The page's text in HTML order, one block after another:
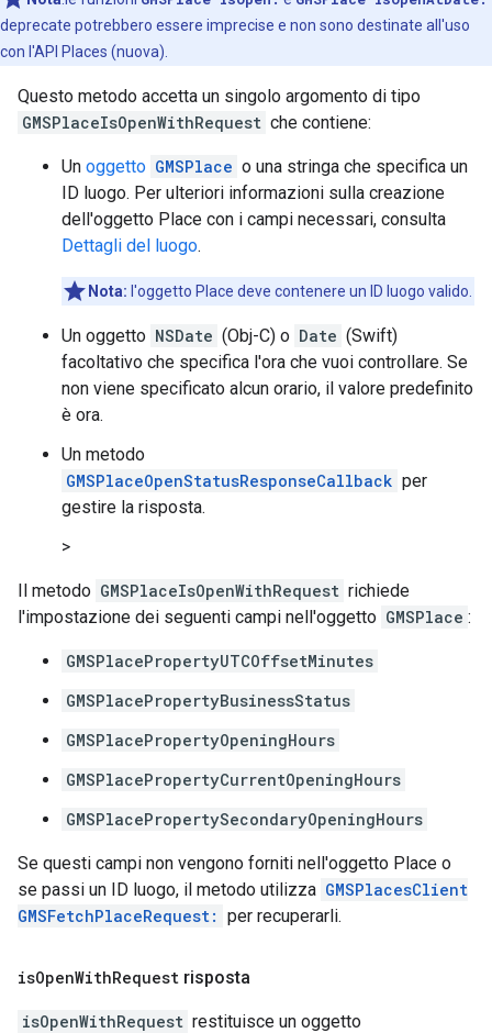
deprecate potrebbero essere imprecise e non sono destinate all'uso
con l'API Places (nuova).
Questo metodo accetta un singolo argomento di tipo
GMSPlaceIsOpenWithRequest che contiene:
Un oggetto GMSPlace o una stringa che specifica un
ID luogo. Per ulteriori informazioni sulla creazione
dell'oggetto Place con i campi necessari, consulta
Dettagli del luogo.
Nota: l'oggetto Place deve contenere un ID luogo valido.
Un oggetto NSDate (Obj-C) o Date (Swift)
facoltativo che specifica l'ora che vuoi controllare. Se
non viene specificato alcun orario, il valore predefinito
è ora.
Un metodo
GMSPlaceOpenStatusResponseCallback per
gestire la risposta.
>
Il metodo GMSPlaceIsOpenWithRequest richiede
l'impostazione dei seguenti campi nell'oggetto GMSPlace :
GMSPlacePropertyUTCOffsetMinutes
GMSPlacePropertyBusinessStatus
GMSPlacePropertyOpeningHours
GMSPlacePropertyCurrentOpeningHours
GMSPlacePropertySecondaryOpeningHours
Se questi campi non vengono forniti nell'oggetto Place o
se passi un ID luogo, il metodo utilizza GMSPlacesClient
GMSFetchPlaceRequest: per recuperarli.
isOpenWithRequest risposta
isOpenWithRequest restituisce un oggetto